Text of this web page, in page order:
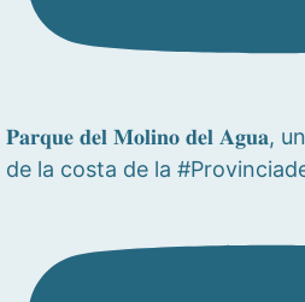
𝐏𝐚𝐫𝐪𝐮𝐞 𝐝𝐞𝐥 𝐌𝐨𝐥𝐢𝐧𝐨 𝐝𝐞𝐥 𝐀𝐠𝐮𝐚,
de la costa de la